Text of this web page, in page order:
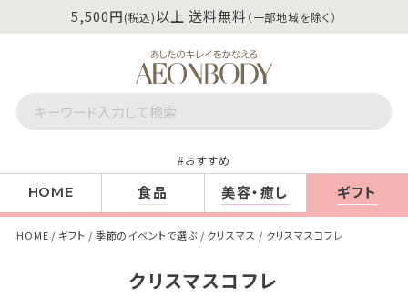
5,500円(税込)以上 送料無料 （一部地域を除く）
おすすめ
HOME 食品 美容・癒し ギフト
HOME ギフト 季節のイベントで選ぶ クリスマス クリスマスコフレ
クリスマスコフレ